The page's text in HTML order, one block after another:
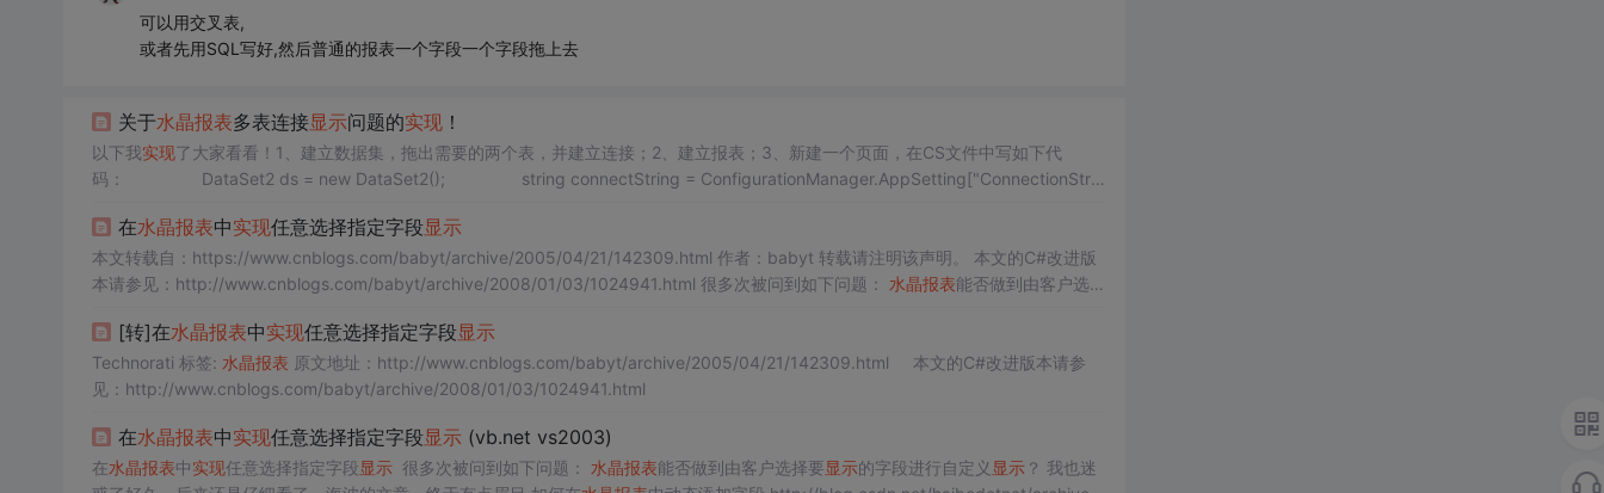
可以用交叉表,
或者先用SQL写好,然后普通的报表一个字段一个字段拖上去
关于水晶报表多表连接显示问题的实现！
以下我实现了大家看看！1、建立数据集，拖出需要的两个表，并建立连接；2、建立报表；3、新建一个页面，在CS文件中写如下代
码： DataSet2 ds = new DataSet2(); string connectString = ConfigurationManager.AppSetting["ConnectionStrin
在水晶报表中实现任意选择指定字段显示
本文转载自：https://www.cnblogs.com/babyt/archive/2005/04/21/142309.html 作者：babyt 转载请注明该声明。 本文的C#改进版
本请参见：http://www.cnblogs.com/babyt/archive/2008/01/03/1024941.html 很多次被问到如下问题： 水晶报表能否做到由客户选择
[转]在水晶报表中实现任意选择指定字段显示
Technorati 标签: 水晶报表
见：http://www.cnblogs.com/babyt/archive/2008/01/03/1024941.html
在水晶报表中实现任意选择指定字段显示(vb.net vs2003)
在水晶报表中实现任意选择指定字段显示很多次被问到如下问题： 水晶报表能否做到由客户选择要显示的字段进行自定义 显示？ 我也迷